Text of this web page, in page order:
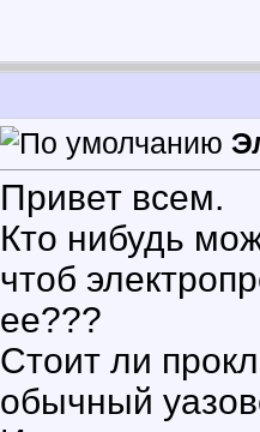
Привет всем.
Кто нибудь
чтоб
ее???
Стоит ли
обычный